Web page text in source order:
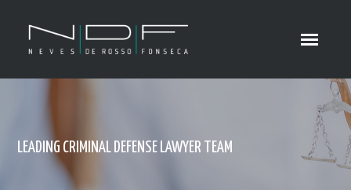
LEADING CRIMINAL DEFENSE LAWYER TEAM